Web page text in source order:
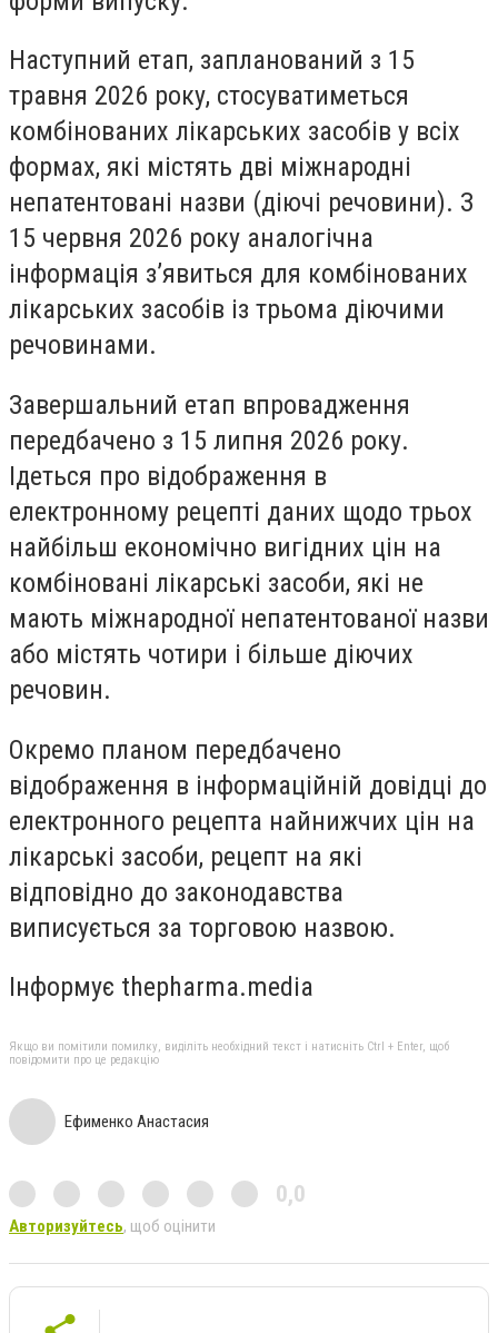
Наступний етап, запланований з 15
травня 2026 року, стосуватиметься
комбінованих лікарських засобів у всіх
формах, які містять дві міжнародні
непатентовані назви (діючі речовини). З
15 червня 2026 року аналогічна
інформація з’явиться для комбінованих
лікарських засобів із трьома діючими
речовинами.
Завершальний етап впровадження
передбачено з 15 липня 2026 року.
Ідеться про відображення в
електронному рецепті даних щодо трьох
найбільш економічно вигідних цін на
комбіновані лікарські засоби, які не
мають міжнародної непатентованої назви
або містять чотири і більше діючих
речовин.
Окремо планом передбачено
відображення в інформаційній довідці до
електронного рецепта найнижчих цін на
лікарські засоби, рецепт на які
відповідно до законодавства
виписується за торговою назвою.
Інформує thepharma.media
Якщо ви помітили помилку, виділіть необхідний текст і натисніть Ctrl + Enter, щоб
повідомити про це редакцію
Ефименко Анастасия
0,0
Авторизуйтесь, щоб оцінити